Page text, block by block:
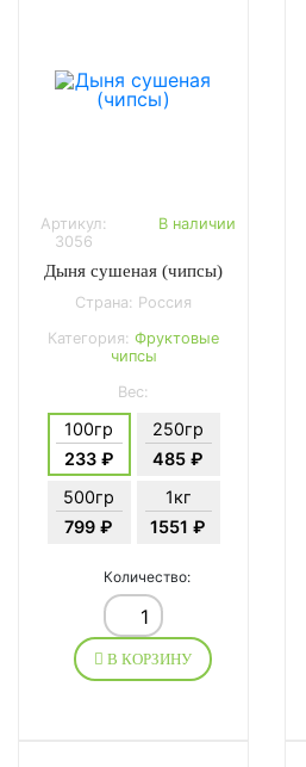
Артикул:
3056
В наличии
Дыня сушеная (чипсы)
Страна: Россия
Категория: Фруктовые
чипсы
Вес:
100гр
233 ₽
250гр
485 ₽
500гр
799 ₽
1кг
1551 ₽
Количество:
В КОРЗИНУ